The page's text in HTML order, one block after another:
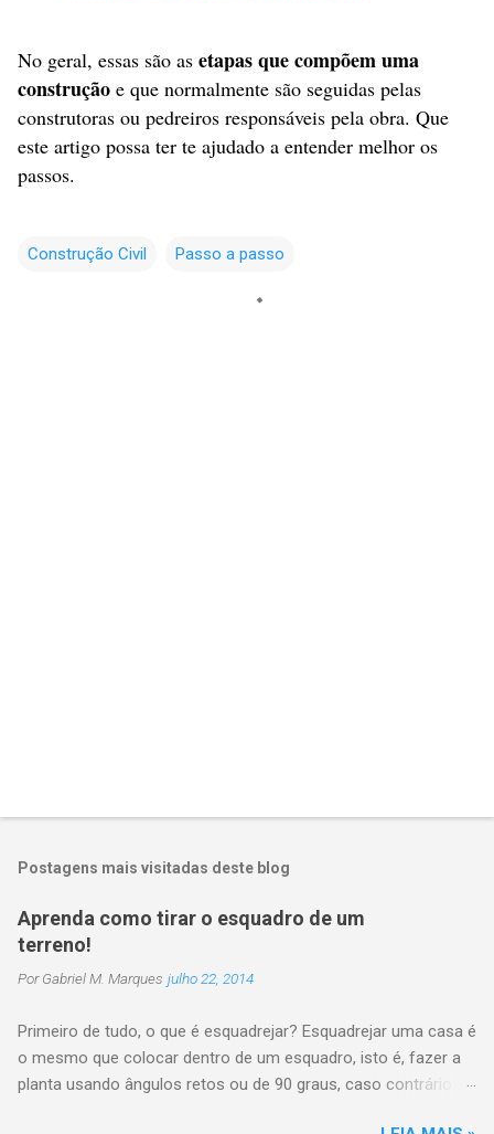
No geral, essas são as etapas que compõem uma
construção e que normalmente são seguidas pelas
construtoras ou pedreiros responsáveis pela obra. Que
este artigo possa ter te ajudado a entender melhor os
passos.
Construção Civil Passo a passo
Postagens mais visitadas deste blog
Aprenda como tirar o esquadro de um
terreno!
PorGabriel M. Marques julho 22, 2014
Primeiro de tudo, o que é esquadrejar? Esquadrejar uma casa é
o mesmo que colocar dentro de um esquadro, isto é, fazer a
planta usando ângulos retos ou de 90 graus, caso contrário